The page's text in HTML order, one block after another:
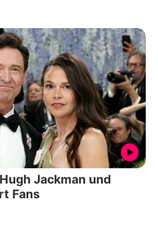
Jackman und
Fans